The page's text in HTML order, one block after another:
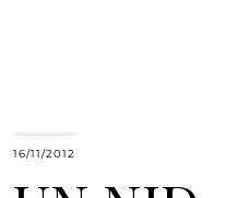
16/11/2012